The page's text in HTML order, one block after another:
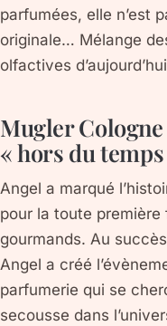
parfumées, elle n’est
originale… Mélange
olfactives
Mugler
« hors du
Angel a marqué
pour la toute
gourmands. Au
Angel a créé
parfumerie qui se
secousse dans